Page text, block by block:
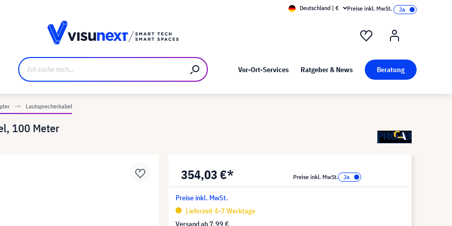
Kunst bei visunext
Deutschland | € Preise inkl. MwSt.
Vor-Ort-Services Ratgeber & News Beratung
Lautsprecherkabel
100 Meter
354,03 €* Preise inkl. MwSt.
Preise inkl. MwSt.
Lieferzeit 4-7 Werktage
Versand ab7,99 €